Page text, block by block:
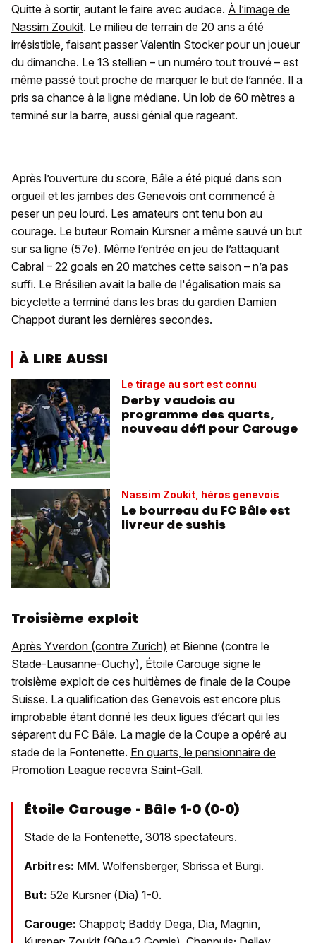
Quitte à sortir, autant le faire avec audace. À l’image de
Nassim Zoukit. Le milieu de terrain de 20 ans a été
irrésistible, faisant passer Valentin Stocker pour un joueur
du dimanche. Le 13 stellien – un numéro tout trouvé – est
même passé tout proche de marquer le but de l’année. Il a
pris sa chance à la ligne médiane. Un lob de 60 mètres a
terminé sur la barre, aussi génial que rageant.
Après l’ouverture du score, Bâle a été piqué dans son
orgueil et les jambes des Genevois ont commencé à
peser un peu lourd. Les amateurs ont tenu bon au
courage. Le buteur Romain Kursner a même sauvé un but
sur sa ligne (57e). Même l’entrée en jeu de l’attaquant
Cabral – 22 goals en 20 matches cette saison – n’a pas
suffi. Le Brésilien avait la balle de l'égalisation mais sa
bicyclette a terminé dans les bras du gardien Damien
Chappot durant les dernières secondes.
À LIRE AUSSI
Le tirage au sort est connu
Derby vaudois au
programme des quarts,
nouveau défi pour Carouge
Nassim Zoukit, héros genevois
Le bourreau du FC Bâle est
livreur de sushis
Troisième exploit
Après Yverdon (contre Zurich) et Bienne (contre le
Stade-Lausanne-Ouchy), Étoile Carouge signe le
troisième exploit de ces huitièmes de finale de la Coupe
Suisse. La qualification des Genevois est encore plus
improbable étant donné les deux ligues d’écart qui les
séparent du FC Bâle. La magie de la Coupe a opéré au
stade de la Fontenette. En quarts, le pensionnaire de
Promotion League recevra Saint-Gall.
Étoile Carouge - Bâle 1-0 (0-0)
Stade de la Fontenette, 3018 spectateurs.
Arbitres: MM. Wolfensberger, Sbrissa et Burgi.
But: 52e Kursner (Dia) 1-0.
Carouge: Chappot; Baddy Dega, Dia, Magnin,